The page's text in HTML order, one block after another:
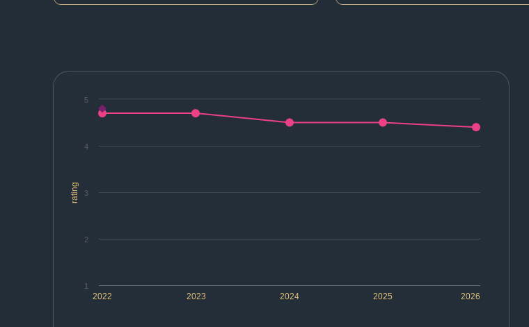
rating
2022 2023 2024 2025 2026
1
2
3
4
5